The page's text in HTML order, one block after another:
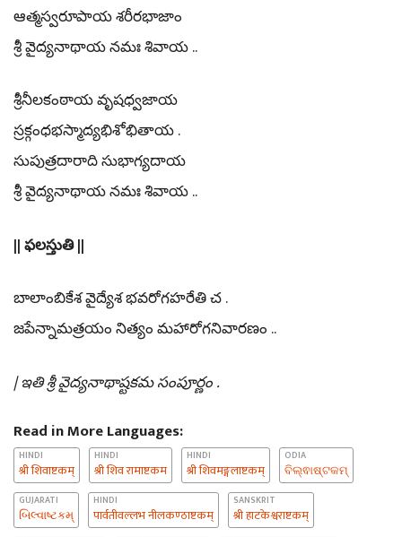
ఆత్మస్వరూపాయ శరీరభాజాం
శ్రీ వైద్యనాథాయ నమః శివాయ ..
శ్రీనీలకంఠాయ వృషధ్వజాయ
స్రక్గంధభస్మాద్యభిశోభితాయ .
సుపుత్రదారాది సుభాగ్యదాయ
శ్రీ వైద్యనాథాయ నమః శివాయ ..
|| ఫలస్తుతి ||
బాలాంబికేశ వైద్యేశ భవరోగహరేతి చ .
జపేన్నామత్రయం నిత్యం మహారోగనివారణం ..
| ఇతి శ్రీ వైద్యనాథాష్టకమ సంపూర్ణం .
Read in More Languages:
HINDI
श्री शिवाष्टकम्
HINDI
श्री शिव रामाष्टकम
HINDI
श्री शिवमङ्गलाष्टकम्
ODIA
ବିଲ୍ଵାଷ୍ଟକମ୍
GUJARATI
બિલ્વાષ્ટકમ્
HINDI
पार्वतीवल्लभ नीलकण्ठाष्टकम्
SANSKRIT
श्री हाटकेश्वराष्टकम्